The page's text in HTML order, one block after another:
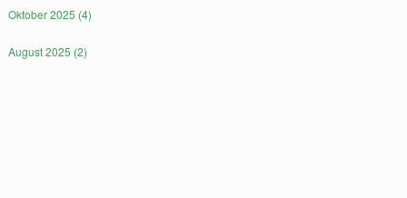
Oktober 2025 (4)
August 2025 (2)